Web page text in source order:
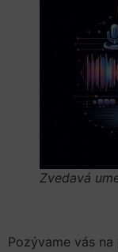
Zvedavá
Pozývame vás